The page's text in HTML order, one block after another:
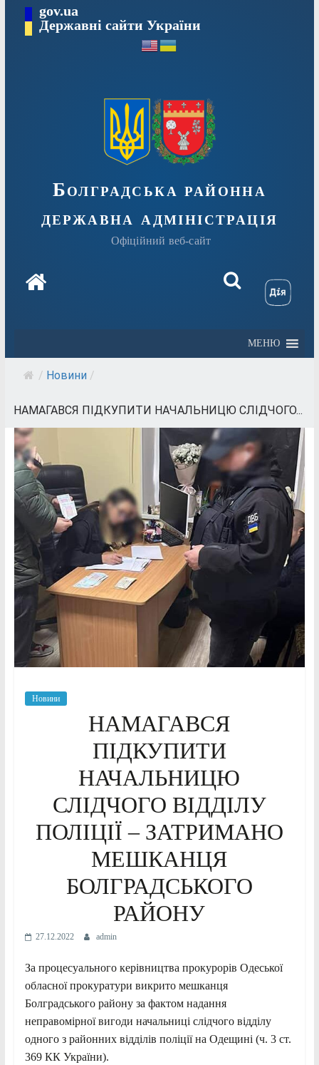
Перейтиgov.ua
Державні сайти України
Болградська районна
державна адміністрація
Офіційний веб-сайт
МЕНЮ
/ Новини /
НАМАГАВСЯ ПІДКУПИТИ НАЧАЛЬНИЦЮ СЛІДЧОГО...
Новини
НАМАГАВСЯ
ПІДКУПИТИ
НАЧАЛЬНИЦЮ
СЛІДЧОГО ВІДДІЛУ
ПОЛІЦІЇ – ЗАТРИМАНО
МЕШКАНЦЯ
БОЛГРАДСЬКОГО
РАЙОНУ
27.12.2022 admin
За процесуального керівництва прокурорів Одеської
обласної прокуратури викрито мешканця
Болградського району за фактом надання
неправомірної вигоди начальниці слідчого відділу
одного з районних відділів поліції на Одещині (ч. 3 ст.
369 КК України).